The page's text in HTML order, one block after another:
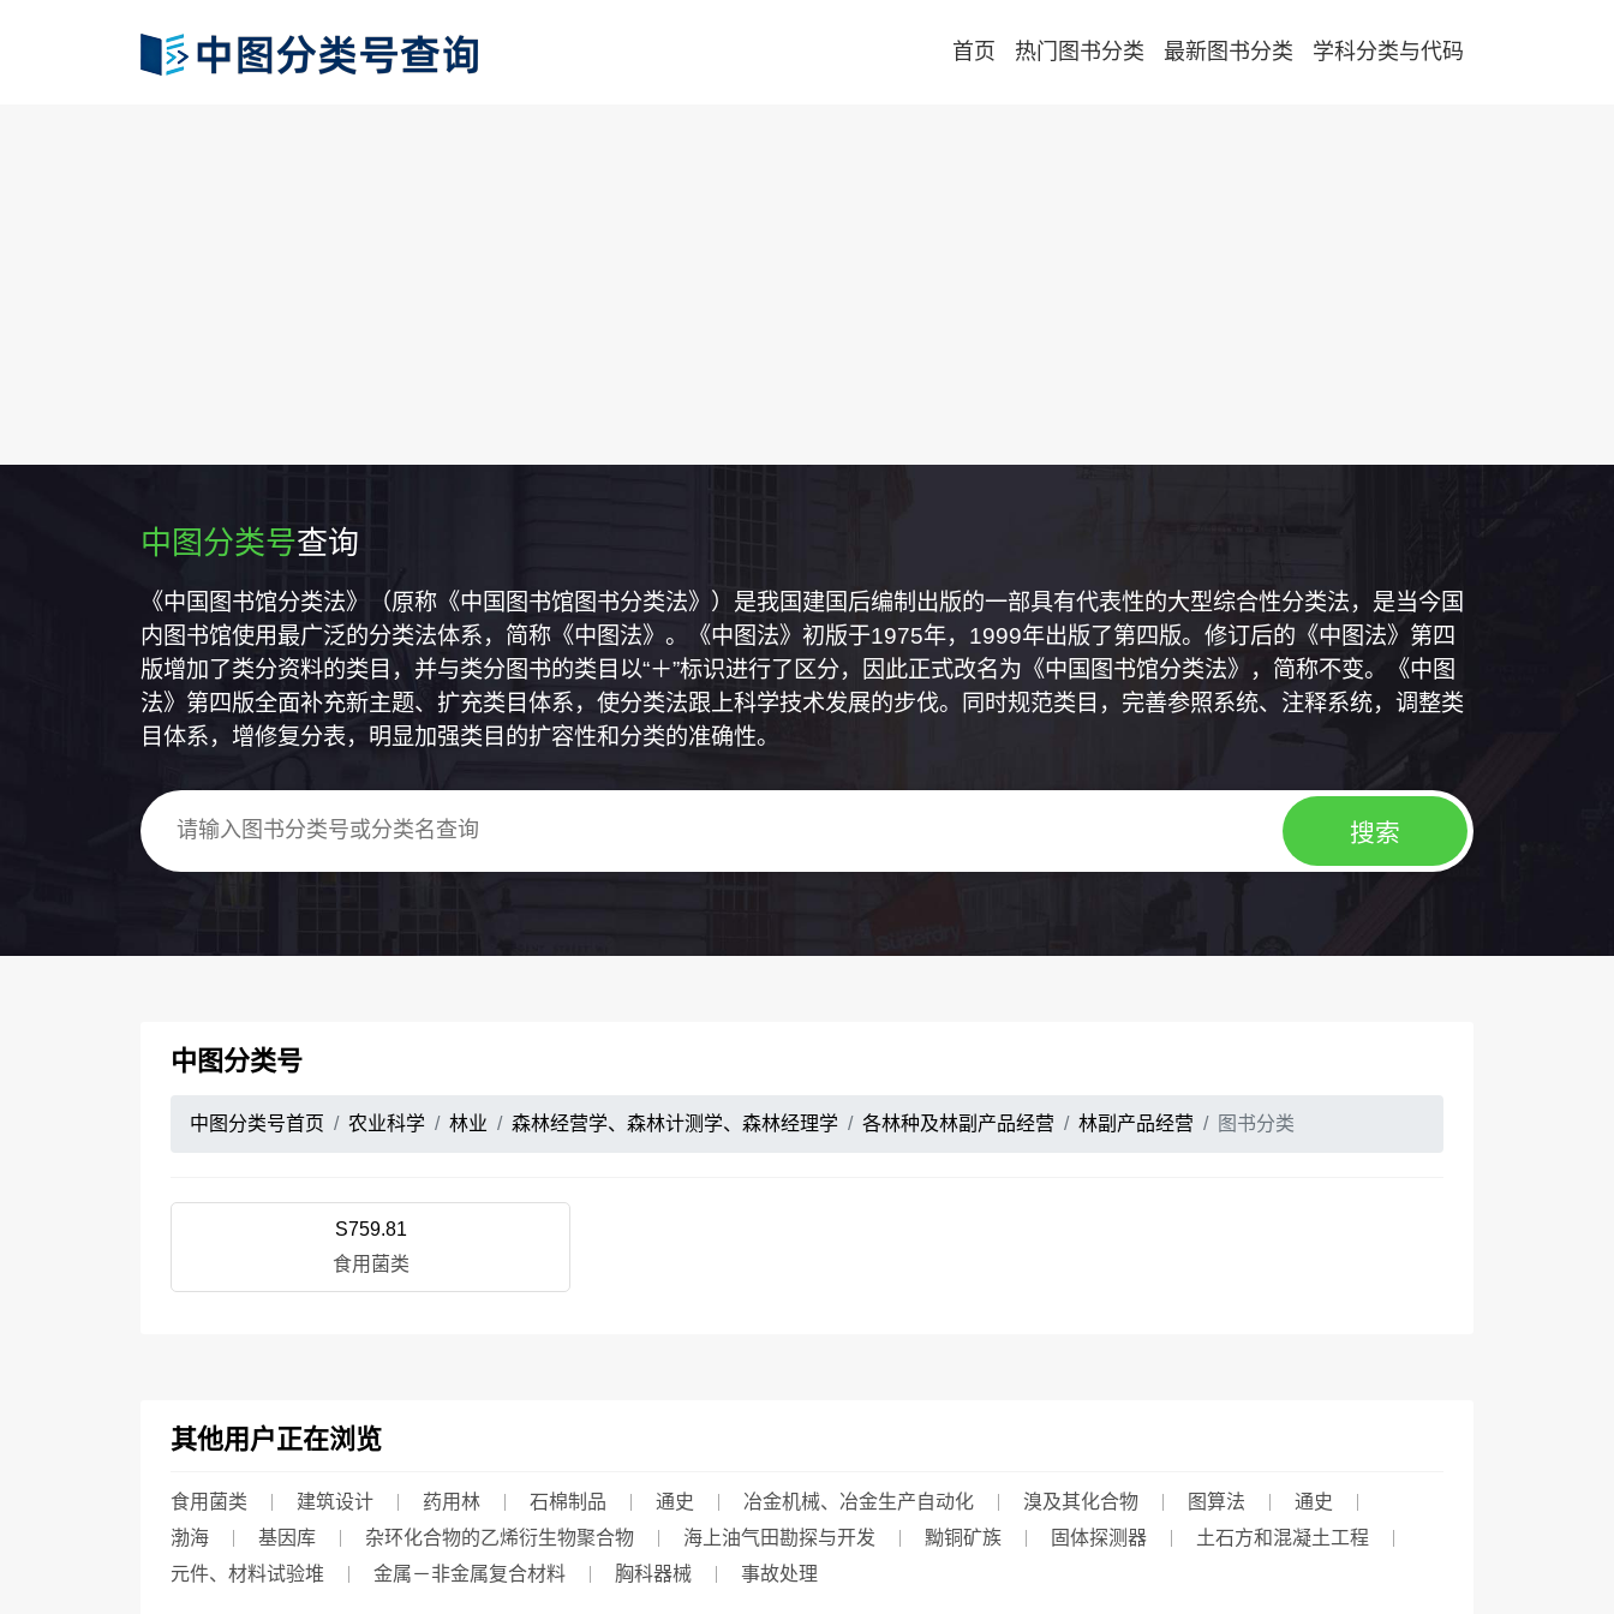
首页 热门图书分类 最新图书分类 学科分类与代码
中图分类号查询
《中国图书馆分类法》（原称《中国图书馆图书分类法》）是我国建国后编制出版的一部具有代表性的大型综合性分类法，是当今国
内图书馆使用最广泛的分类法体系，简称《中图法》。《中图法》初版于1975年，1999年出版了第四版。修订后的《中图法》第四
版增加了类分资料的类目，并与类分图书的类目以“＋”标识进行了区分，因此正式改名为《中国图书馆分类法》，简称不变。《中图
法》第四版全面补充新主题、扩充类目体系，使分类法跟上科学技术发展的步伐。同时规范类目，完善参照系统、注释系统，调整类
目体系，增修复分表，明显加强类目的扩容性和分类的准确性。
中图分类号
中图分类号首页 农业科学 林业 森林经营学、森林计测学、森林经理学 各林种及林副产品经营 林副产品经营 图书分类
S759.81
食用菌类
其他用户正在浏览
食用菌类 建筑设计 药用林 石棉制品 通史 冶金机械、冶金生产自动化 溴及其化合物 图算法
通史
渤海
基因库 杂环化合物的乙烯衍生物聚合物 海上油气田勘探与开发 黝铜矿族 固体探测器
土石方和混凝土工程
元件、材料试验堆
金属－非金属复合材料 胸科器械 事故处理